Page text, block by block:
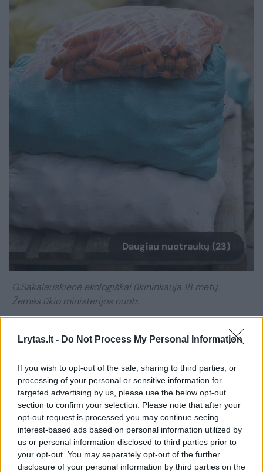
Lrytas.lt - Do Not Process My Personal Information
If you wish to opt-out of the sale, sharing to third parties, or
processing of your personal or sensitive information for
targeted advertising by us, please use the below opt-out
section to confirm your selection. Please note that after your
opt-out request is processed you may continue seeing
interest-based ads based on personal information utilized by
us or personal information disclosed to third parties prior to
your opt-out. You may separately opt-out of the further
disclosure of your personal information by third parties on the
Daugiau nuotraukų (23)
G.Sakalauskienė ekologiškai ūkininkauja 18 metų.
Žemės ūkio ministerijos nuotr.
„Neturėjau milžiniškų lūkesčių iš tokios veiklos
Baisiausia būna, kai pamatai, kad pinigai
baigiasi, o reikia atiduoti skolas. Štai ir dabar
turiu dar neišmokėtą paskolą, kurią ėmėme
cechui įrengti. Užstatytas visas mano ūkis,
žemės. Bet dievas kažkaip padeda“, –
šypsojosi G.Sakalauskienė.